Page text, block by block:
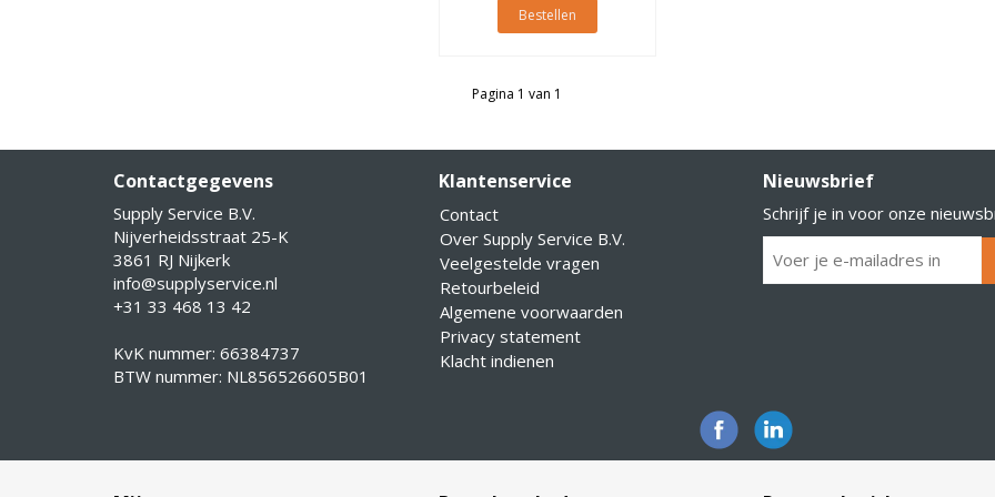
Bestellen
Pagina 1 van 1
Contactgegevens
Supply Service B.V.
Nijverheidsstraat 25-K
3861 RJ Nijkerk
info@supplyservice.nl
+31 33 468 13 42
KvK nummer: 66384737
BTW nummer: NL856526605B01
Klantenservice
Contact
Over Supply Service B.V.
Veelgestelde vragen
Retourbeleid
Algemene voorwaarden
Privacy statement
Klacht indienen
Nieuwsbrief
Schrijf je in voor onze